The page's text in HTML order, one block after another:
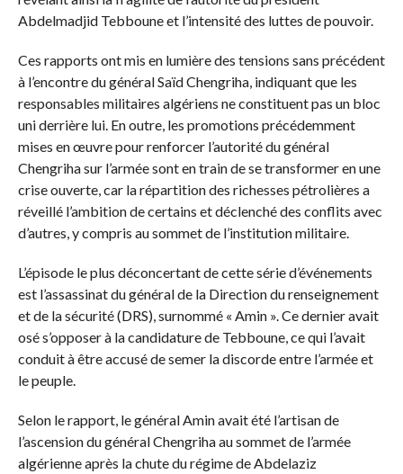
Abdelmadjid Tebboune et l’intensité des luttes de pouvoir.
Ces rapports ont mis en lumière des tensions sans précédent
à l’encontre du général Saïd Chengriha, indiquant que les
responsables militaires algériens ne constituent pas un bloc
uni derrière lui. En outre, les promotions précédemment
mises en œuvre pour renforcer l’autorité du général
Chengriha sur l’armée sont en train de se transformer en une
crise ouverte, car la répartition des richesses pétrolières a
réveillé l’ambition de certains et déclenché des conflits avec
d’autres, y compris au sommet de l’institution militaire.
L’épisode le plus déconcertant de cette série d’événements
est l’assassinat du général de la Direction du renseignement
et de la sécurité (DRS), surnommé « Amin ». Ce dernier avait
osé s’opposer à la candidature de Tebboune, ce qui l’avait
conduit à être accusé de semer la discorde entre l’armée et
le peuple.
Selon le rapport, le général Amin avait été l’artisan de
l’ascension du général Chengriha au sommet de l’armée
algérienne après la chute du régime de Abdelaziz